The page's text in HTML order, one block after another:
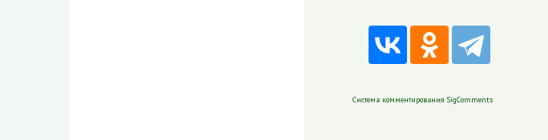
Система комментирования SigComments